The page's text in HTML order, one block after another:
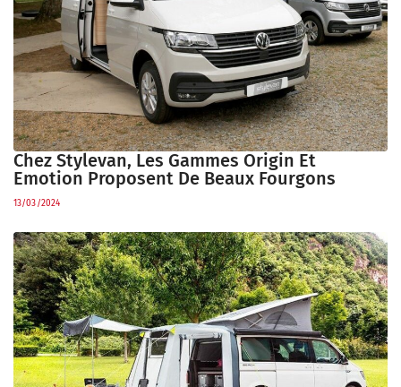
Chez Stylevan, Les Gammes Origin Et
Emotion Proposent De Beaux Fourgons
13/03/2024